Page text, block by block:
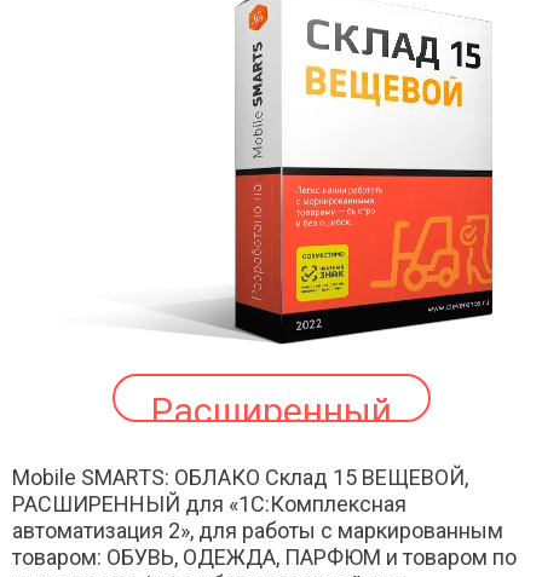
Расширенный
Mobile SMARTS: ОБЛАКО Склад 15 ВЕЩЕВОЙ,
РАСШИРЕННЫЙ для «1С:Комплексная
автоматизация 2», для работы с маркированным
товаром: ОБУВЬ, ОДЕЖДА, ПАРФЮМ и товаром по